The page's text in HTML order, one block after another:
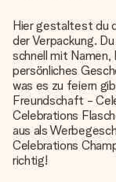
Hier gestaltest du
der Verpackung.
schnell mit
persönliches
was es zu feiern
Freundschaft -
Celebrations
aus als
Celebrations
richtig!